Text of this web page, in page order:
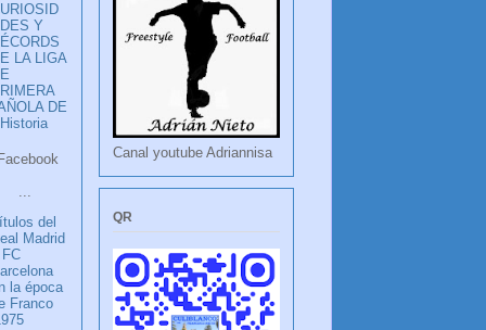
Y
LA LIGA
DE
del
Madrid
la época
Franco
Canal youtube Adriannisa
QR